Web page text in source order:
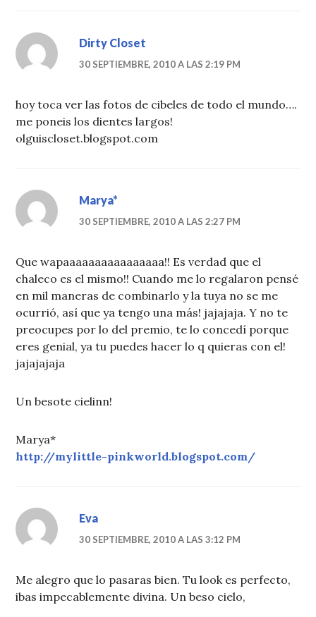
Dirty Closet
30 SEPTIEMBRE, 2010 A LAS 2:19 PM
hoy toca ver las fotos de cibeles de todo el mundo….
me poneis los dientes largos!
olguiscloset.blogspot.com
Marya*
30 SEPTIEMBRE, 2010 A LAS 2:27 PM
Que wapaaaaaaaaaaaaaaaa!! Es verdad que el
chaleco es el mismo!! Cuando me lo regalaron pensé
en mil maneras de combinarlo y la tuya no se me
ocurrió, así que ya tengo una más! jajajaja. Y no te
preocupes por lo del premio, te lo concedí porque
eres genial, ya tu puedes hacer lo q quieras con el!
jajajajaja
Un besote cielinn!
Marya*
http://mylittle-pinkworld.blogspot.com/
Eva
30 SEPTIEMBRE, 2010 A LAS 3:12 PM
Me alegro que lo pasaras bien. Tu look es perfecto,
ibas impecablemente divina. Un beso cielo,